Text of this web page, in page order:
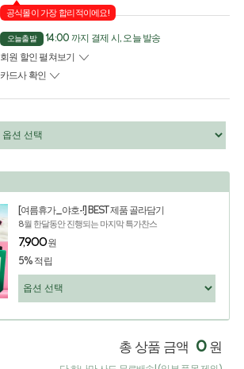
공식몰이 가장 합리적이에요!
오늘출발
14:00 까지 결제 시, 오늘 발송
회원 할인 펼쳐보기
카드사 확인
[여름휴가_야호-!] BEST 제품 골라담기
8월 한달동안 진행되는 마지막 특가찬스
7,900원
5% 적립
총 상품 금액 0 원